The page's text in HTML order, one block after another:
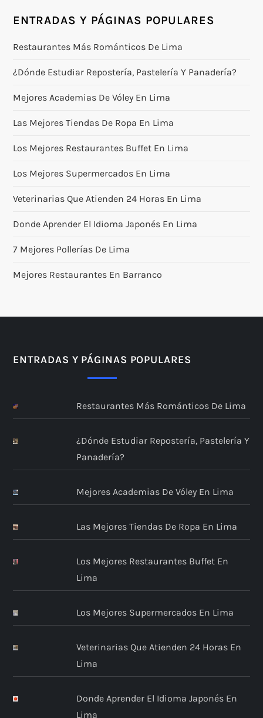
ENTRADAS Y PÁGINAS POPULARES
Restaurantes Más Románticos De Lima
¿Dónde Estudiar Repostería, Pastelería Y Panadería?
Mejores Academias De Vóley En Lima
Las Mejores Tiendas De Ropa En Lima
Los Mejores Restaurantes Buffet En Lima
Los Mejores Supermercados En Lima
Veterinarias Que Atienden 24 Horas En Lima
Donde Aprender El Idioma Japonés En Lima
7 Mejores Pollerías De Lima
Mejores Restaurantes En Barranco
ENTRADAS Y PÁGINAS POPULARES
Restaurantes Más Románticos De Lima
¿Dónde Estudiar Repostería, Pastelería Y
Panadería?
Mejores Academias De Vóley En Lima
Las Mejores Tiendas De Ropa En Lima
Los Mejores Restaurantes Buffet En
Lima
Los Mejores Supermercados En Lima
Veterinarias Que Atienden 24 Horas En
Lima
Donde Aprender El Idioma Japonés En
Lima